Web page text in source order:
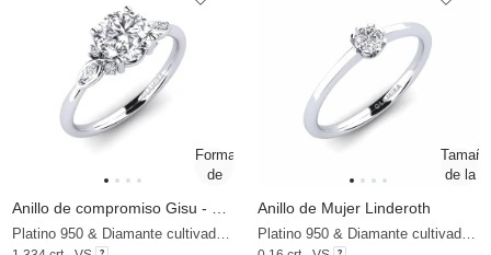
Anillo de Mujer Linderoth